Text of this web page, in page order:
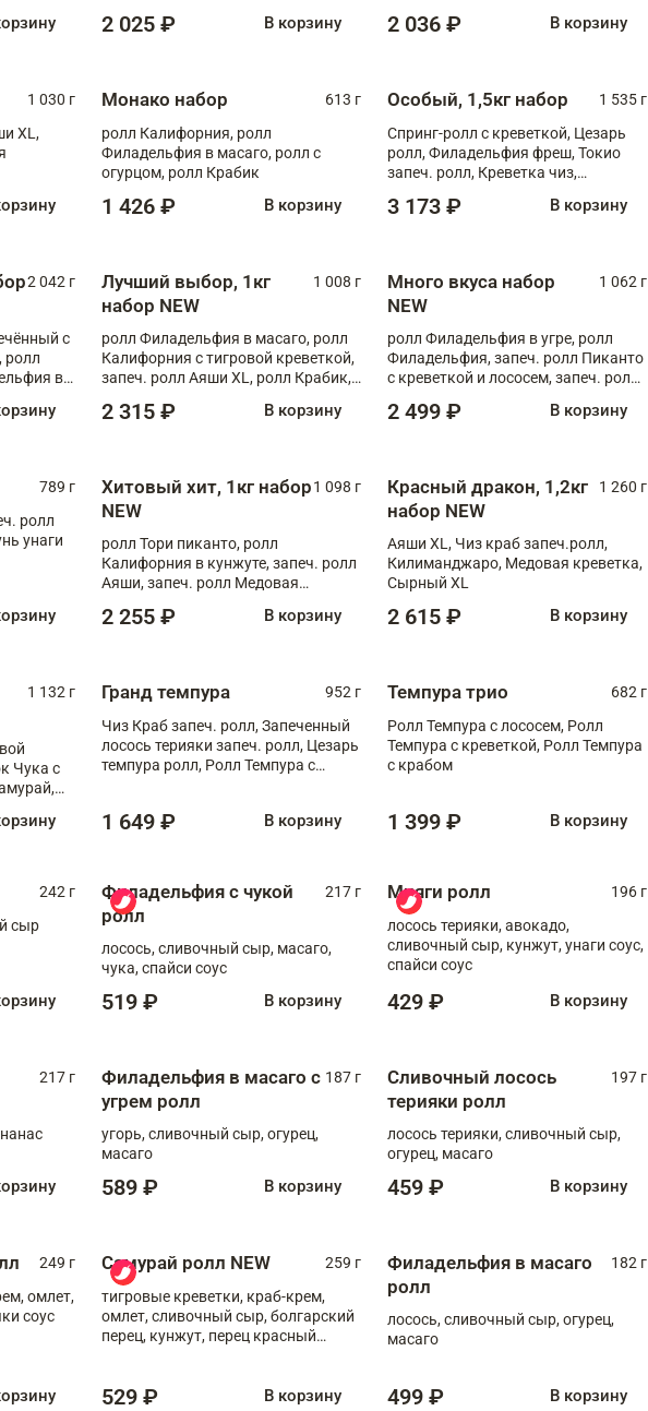
2 025 ₽ В корзину 2 036 ₽ В корзину
1 030 г
XL,
Монако набор
613 г
ролл Калифорния, ролл
Филадельфия в масаго, ролл с
огурцом, ролл Крабик
1 426 ₽ В корзину
Особый, 1,5кг набор
1 535 г
Спринг-ролл с креветкой, Цезарь
ролл, Филадельфия фреш, Токио
запеч. ролл, Креветка чиз,
Флорида
3 173 ₽ В корзину
2 042 г
с
ролл
в
ролл
Лучший выбор, 1кг
набор NEW
1 008 г
ролл Филадельфия в масаго, ролл
Калифорния с тигровой креветкой,
запеч. ролл Аяши XL, ролл Крабик,
2 315 ₽ В корзину
Много вкуса набор
NEW
1 062 г
ролл Филадельфия в угре, ролл
Филадельфия, запеч. ролл Пиканто
с креветкой и лососем, запеч. ролл
2 499 ₽ В корзину
789 г
ролл
унаги
Хитовый хит, 1кг набор
NEW
1 098 г
ролл Тори пиканто, ролл
Калифорния в кунжуте, запеч. ролл
Аяши, запеч. ролл Медовая
чукой
2 255 ₽ В корзину
Красный дракон, 1,2кг
набор NEW
1 260 г
Аяши XL, Чиз краб запеч.ролл,
Килиманджаро, Медовая креветка,
Сырный XL
2 615 ₽ В корзину
1 132 г
Чука с
Гранд темпура
952 г
Чиз Краб запеч. ролл, Запеченный
лосось терияки запеч. ролл, Цезарь
темпура ролл, Ролл Темпура с
1 649 ₽ В корзину
Темпура трио
682 г
Ролл Темпура с лососем, Ролл
Темпура с креветкой, Ролл Темпура
с крабом
1 399 ₽ В корзину
242 г
сыр
Филадельфия с чукой
ролл
217 г
лосось, сливочный сыр, масаго,
чука, спайси соус
519 ₽ В корзину
Мияги ролл
196 г
лосось терияки, авокадо,
сливочный сыр, кунжут, унаги соус,
спайси соус
429 ₽ В корзину
217 г
Филадельфия в масаго с
угрем ролл
187 г
угорь, сливочный сыр, огурец,
масаго
589 ₽ В корзину
Сливочный лосось
терияки ролл
197 г
лосось терияки, сливочный сыр,
огурец, масаго
459 ₽ В корзину
249 г
омлет,
соус
Самурай ролл NEW
259 г
тигровые креветки, краб-крем,
омлет, сливочный сыр, болгарский
перец, кунжут, перец красный
529 ₽ В корзину
Филадельфия в масаго
ролл
182 г
лосось, сливочный сыр, огурец,
масаго
499 ₽ В корзину